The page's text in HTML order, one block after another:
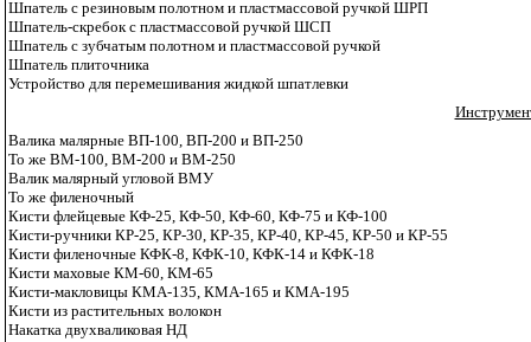
Шпатель с резиновым полотном и пластмассовой ручкой ШРП
Шпатель-скребок с пластмассовой ручкой ШСП
Шпатель с зубчатым полотном и пластмассовой ручкой
Шпатель плиточника
Устройство для перемешивания жидкой шпатлевки
Валика малярные ВП-100, ВП-200 и ВП-250
То же ВМ-100, ВМ-200 и ВМ-250
Валик малярный угловой ВМУ
То же филеночный
Кисти флейцевые КФ-25, КФ-50, КФ-60, КФ-75 и КФ-100
Кисти-ручники КР-25, КР-30, КР-35, КР-40, КР-45, КР-50 и КР-55
Кисти филеночные КФК-8, КФК-10, КФК-14 и КФК-18
Кисти маховые КМ-60, КМ-65
Кисти-макловицы КМА-135, КМА-165 и КМА-195
Кисти из растительных волокон
Накатка двухваликовая НД